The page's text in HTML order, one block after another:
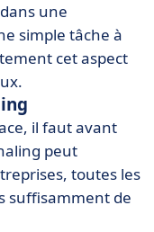
une
simple tâche à
cet aspect
il faut avant
peut
toutes les
suffisamment de